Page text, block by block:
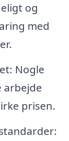
og
med
Nogle
prisen.